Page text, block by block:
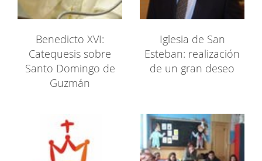
Benedicto XVI:
Catequesis sobre
Santo Domingo de
Guzmán
Iglesia de San
Esteban: realización
de un gran deseo